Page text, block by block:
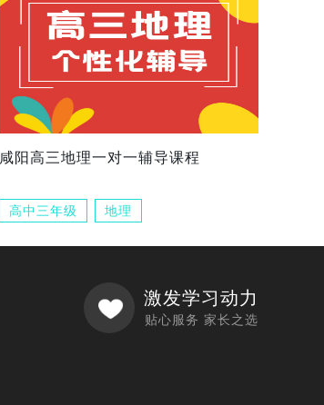
咸阳高三地理一对一辅导课程
高中三年级 地理
激发学习动力
贴心服务 家长之选